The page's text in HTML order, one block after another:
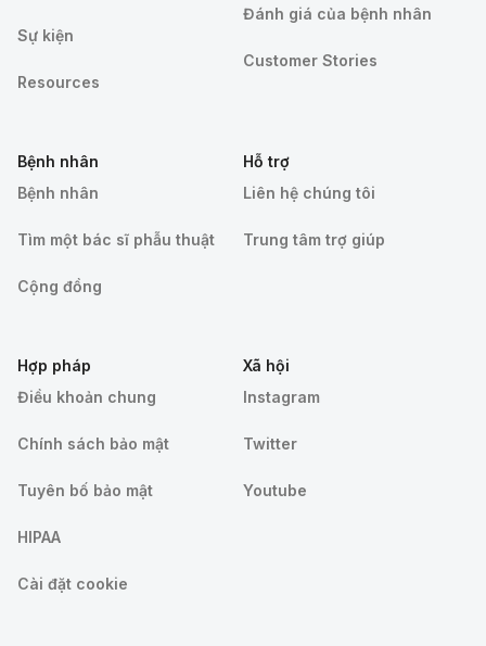
Sự kiện
Resources
Đánh giá của bệnh nhân
Customer Stories
Bệnh nhân
Bệnh nhân
Tìm một bác sĩ phẫu thuật
Cộng đồng
Hỗ trợ
Liên hệ chúng tôi
Trung tâm trợ giúp
Hợp pháp
Điều khoản chung
Chính sách bảo mật
Tuyên bố bảo mật
HIPAA
Cài đặt cookie
Xã hội
Instagram
Twitter
Youtube